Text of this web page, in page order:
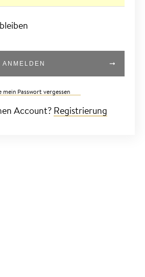
ANMELDEN
mein Passwort vergessen
Account? Registrierung